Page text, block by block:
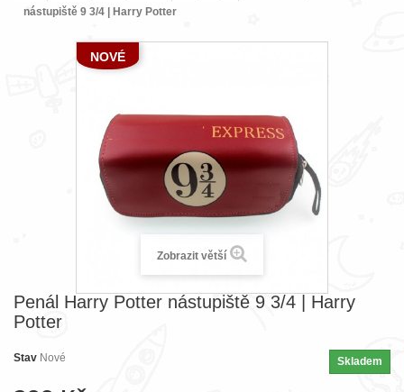
nástupiště 9 3/4 | Harry Potter
NOVÉ
Zobrazit větší
Penál Harry Potter nástupiště 9 3/4 | Harry
Potter
Skladem
Stav Nové